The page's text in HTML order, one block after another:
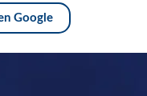
Google